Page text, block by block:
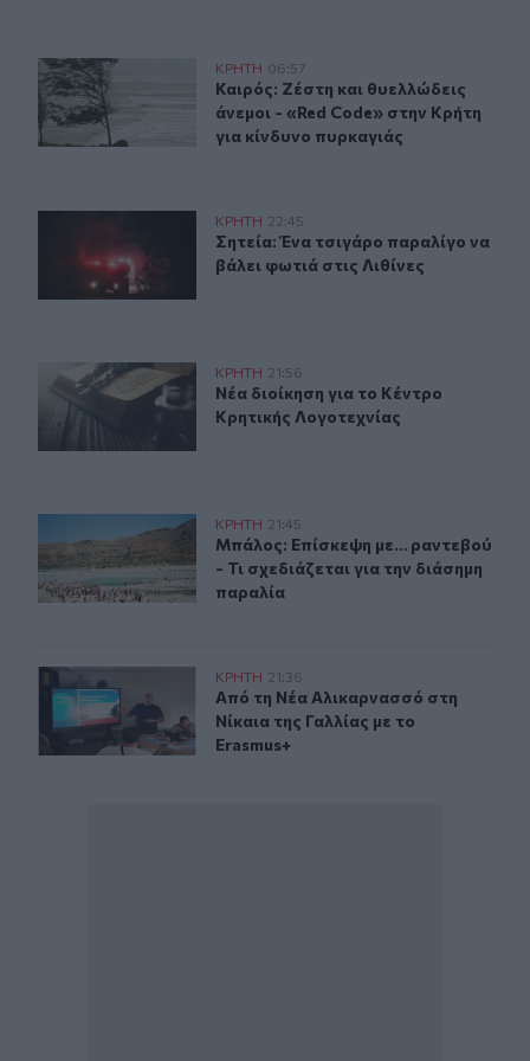
Καιρός: Ζέστη και θυελλώδεις άνεμοι - «Red Code»
ΚΡΗΤΗ 06:57
Καιρός: Ζέστη και θυελλώδεις
Καιρός: Ζέστη και θυελλώδεις
άνεμοι - «Red Code» στην Κρήτη
για κίνδυνο πυρκαγιάς
Σητεία: Ένα τσιγάρο παραλίγο να βάλει φωτιά στις
ΚΡΗΤΗ 22:45
Σητεία: Ένα τσιγάρο παραλίγο να
Σητεία: Ένα τσιγάρο παραλίγο να
βάλει φωτιά στις Λιθίνες
Νέα διοίκηση για το Κέντρο Κρητικής Λογοτεχνίας
ΚΡΗΤΗ 21:56
Νέα διοίκηση για το Κέντρο
Νέα διοίκηση για το Κέντρο
Κρητικής Λογοτεχνίας
Μπάλος: Επίσκεψη με… ραντεβού - Τι σχεδιάζεται για
ΚΡΗΤΗ 21:45
Μπάλος: Επίσκεψη με… ραντεβού -
Μπάλος: Επίσκεψη με… ραντεβού
- Τι σχεδιάζεται για την διάσημη
παραλία
Από τη Νέα Αλικαρνασσό στη Νίκαια της Γαλλίας με το
ΚΡΗΤΗ 21:36
Από τη Νέα Αλικαρνασσό στη
Από τη Νέα Αλικαρνασσό στη
Νίκαια της Γαλλίας με το
Erasmus+